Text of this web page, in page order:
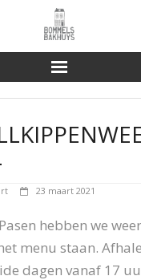
heden toekomst
23 maart 2021
hebben we
menu staan.
dagen vanaf 17